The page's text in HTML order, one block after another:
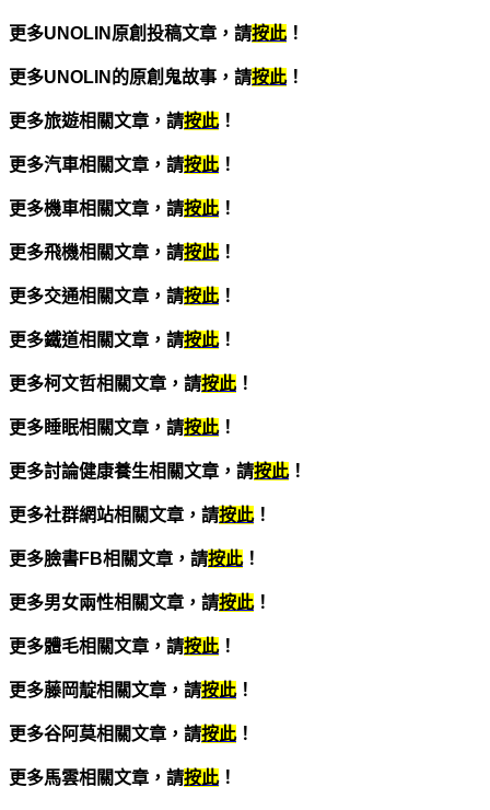
更多UNOLIN 原創投稿文章，請按此 ！
更多UNOLIN 的原創鬼故事，請按此！
更多旅遊相關文章，請按此！
更多汽車相關文章，請按此！
更多機車相關文章，請按此！
更多飛機相關文章，請按此！
更多交通相關文章，請按此！
更多鐵道相關文章，請按此！
更多柯文哲相關文章，請按此 ！
更多睡眠相關文章，請按此！
更多討論健康養生相關文章，請按此！
更多社群網站相關文章，請按此！
更多臉書FB相關文章，請按此！
更多男女兩性相關文章，請按此！
更多體毛相關文章，請按此！
更多藤岡靛相關文章，請按此！
更多谷阿莫相關文章，請按此！
更多馬雲相關文章，請按此！